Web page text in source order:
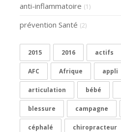
anti-inflammatoire (1)
prévention Santé (2)
2015 2016 actifs
AFC Afrique appli
articulation bébé
blessure campagne
céphalé chiropracteur